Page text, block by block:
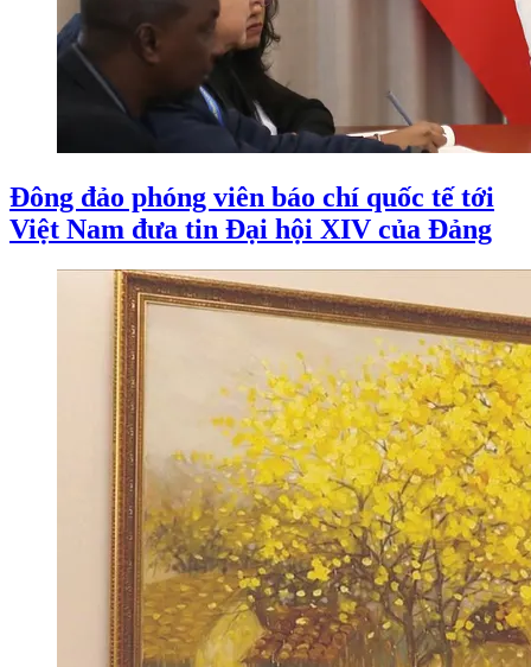
Đông đảo phóng viên báo chí quốc tế tới
Việt Nam đưa tin Đại hội XIV của Đảng